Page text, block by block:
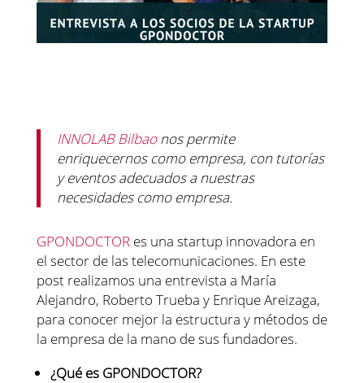
INNOLAB Bilbaonos permite
enriquecernos como empresa, con tutorías
y eventos adecuados a nuestras
necesidades como empresa.
GPONDOCTOR es una startup innovadora en
el sector de las telecomunicaciones. En este
post realizamos una entrevista a María
Alejandro, Roberto Trueba y Enrique Areizaga,
para conocer mejor la estructura y métodos de
la empresa de la mano de sus fundadores.
¿Qué es GPONDOCTOR?